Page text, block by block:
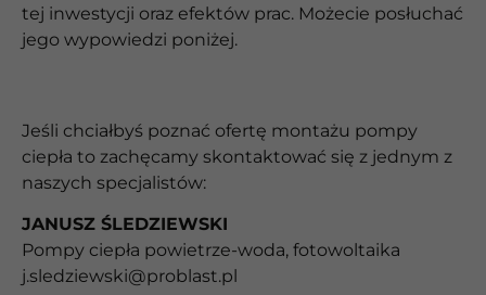
tej inwestycji oraz efektów prac. Możecie posłuchać
jego wypowiedzi poniżej.
Jeśli chciałbyś poznać ofertę montażu pompy
ciepła to zachęcamy skontaktować się z jednym z
naszych specjalistów:
JANUSZ ŚLEDZIEWSKI
Pompy ciepła powietrze-woda, fotowoltaika
j.sledziewski@problast.pl